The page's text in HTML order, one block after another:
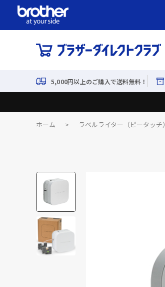
5,000円以上のご購入で送料無料！
ホーム > ラベルライター（ピータッチ）